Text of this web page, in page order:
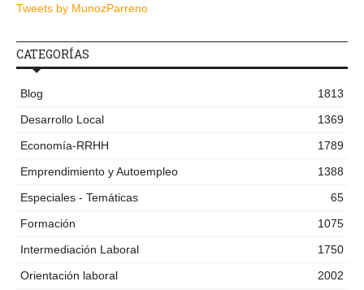
Tweets by MunozParreno
CATEGORÍAS
Blog
1813
Desarrollo Local
1369
Economía-RRHH
1789
Emprendimiento y Autoempleo
1388
Especiales - Temáticas
65
Formación
1075
Intermediación Laboral
1750
Orientación laboral
2002